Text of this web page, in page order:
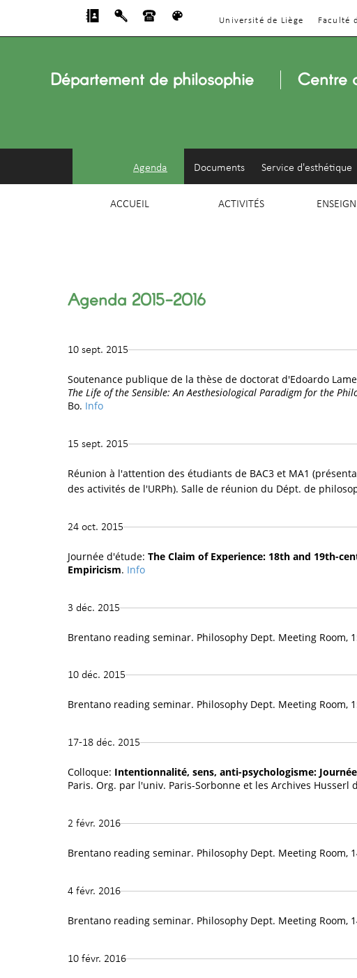
Université de Liège Faculté
Département de philosophie Centre
Agenda Documents Service d'esthétique
ACCUEIL ACTIVITÉS
Agenda 2015-2016
10 sept. 2015
Soutenance publique de la thèse de doctorat d'Edoardo
The Life of the Sensible: An Aesthesiological Paradigm for the
Bo. Info
15 sept. 2015
Réunion à l'attention des étudiants de BAC3 et MA1
des activités de l'URPh). Salle de réunion du Dépt. de
24 oct. 2015
Journée d'étude: The Claim of Experience: 18th and 19th-
Empiricism. Info
3 déc. 2015
Brentano reading seminar. Philosophy Dept. Meeting Room,
10 déc. 2015
Brentano reading seminar. Philosophy Dept. Meeting Room,
17-18 déc. 2015
Colloque: Intentionnalité, sens, anti-psychologisme:
Paris. Org. par l'univ. Paris-Sorbonne et les Archives Husserl
2 févr. 2016
Brentano reading seminar. Philosophy Dept. Meeting Room,
4 févr. 2016
Brentano reading seminar. Philosophy Dept. Meeting Room,
10 févr. 2016